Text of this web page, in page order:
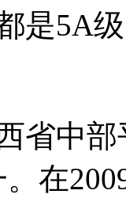
是5A
省中
在